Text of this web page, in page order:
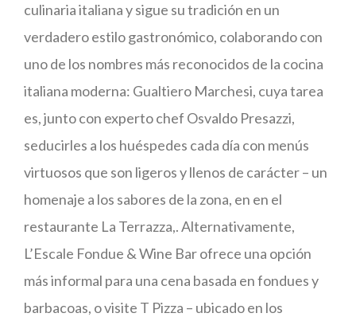
culinaria italiana y sigue su tradición en un
verdadero estilo gastronómico, colaborando con
uno de los nombres más reconocidos de la cocina
italiana moderna: Gualtiero Marchesi, cuya tarea
es, junto con experto chef Osvaldo Presazzi,
seducirles a los huéspedes cada día con menús
virtuosos que son ligeros y llenos de carácter – un
homenaje a los sabores de la zona, en en el
restaurante La Terrazza,. Alternativamente,
L’Escale Fondue & Wine Bar ofrece una opción
más informal para una cena basada en fondues y
barbacoas, o visite T Pizza – ubicado en los